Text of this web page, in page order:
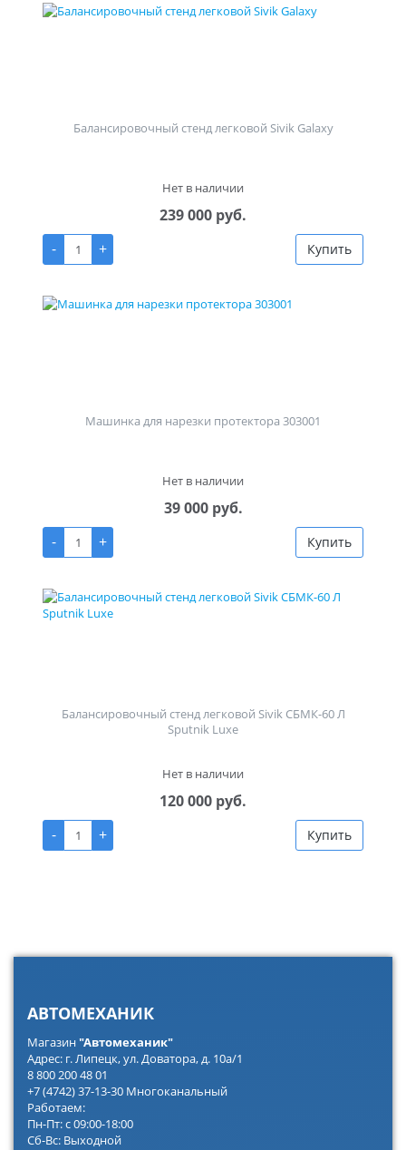
Балансировочный стенд легковой Sivik Galaxy
Нет в наличии
239 000 руб.
-
+ Купить
Машинка для нарезки протектора 303001
Нет в наличии
39 000 руб.
-
+ Купить
Балансировочный стенд легковой Sivik СБМК-60 Л
Sputnik Luxe
Нет в наличии
120 000 руб.
-
+ Купить
АВТОМЕХАНИК
Магазин"Автомеханик"
Адрес: г. Липецк, ул. Доватора, д. 10а/1
8 800 200 48 01
+7 (4742) 37-13-30 Многоканальный
Работаем:
Пн-Пт: с 09:00-18:00
Сб-Вс: Выходной